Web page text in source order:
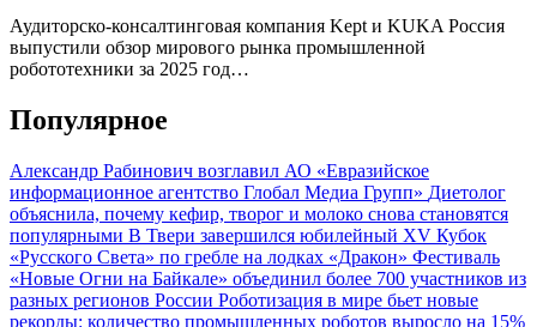
Аудиторско-консалтинговая компания Kept и KUKA Россия
выпустили обзор мирового рынка промышленной
робототехники за 2025 год…
Популярное
Александр Рабинович возглавил АО «Евразийское
информационное агентство Глобал Медиа Групп» Диетолог
объяснила, почему кефир, творог и молоко снова становятся
популярными В Твери завершился юбилейный XV Кубок
«Русского Света» по гребле на лодках «Дракон» Фестиваль
«Новые Огни на Байкале» объединил более 700 участников из
разных регионов России Роботизация в мире бьет новые
рекорды: количество промышленных роботов выросло на 15%